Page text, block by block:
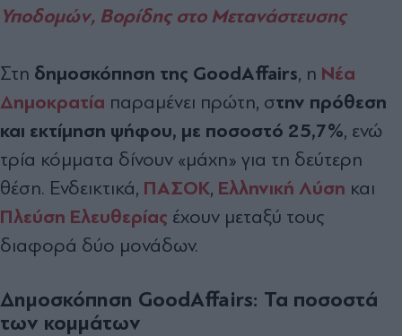
Υποδομών, Βορίδης στο Μετανάστευσης
Στη δημοσκόπηση της GoodAffairs, η Νέα
Δημοκρατία παραμένει πρώτη, στην πρόθεση
και εκτίμηση ψήφου, με ποσοστό 25,7%, ενώ
τρία κόμματα δίνουν «μάχη» για τη δεύτερη
θέση. Ενδεικτικά, ΠΑΣΟΚ, Ελληνική Λύση και
Πλεύση Ελευθερίας έχουν μεταξύ τους
διαφορά δύο μονάδων.
Δημοσκόπηση GoodAffairs: Τα ποσοστά
των κομμάτων